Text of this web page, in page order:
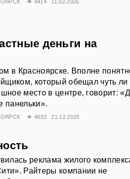
4414 11.02.2026
деньги на
в Красноярске. Вполне
который обещал чуть ли
место в центре, говорит:
панельки».
4632 21.12.2025
реклама жилого
Райтеры компании не